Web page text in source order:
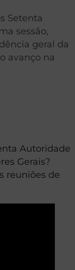
Setenta
sessão,
geral da
avanço na
Autoridade
Gerais?
reuniões de